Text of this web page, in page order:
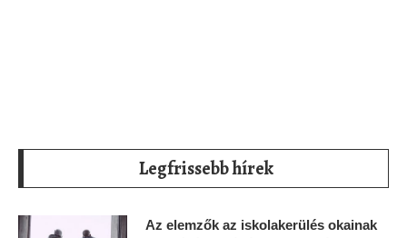
Legfrissebb hírek
Az elemzők az iskolakerülés okainak